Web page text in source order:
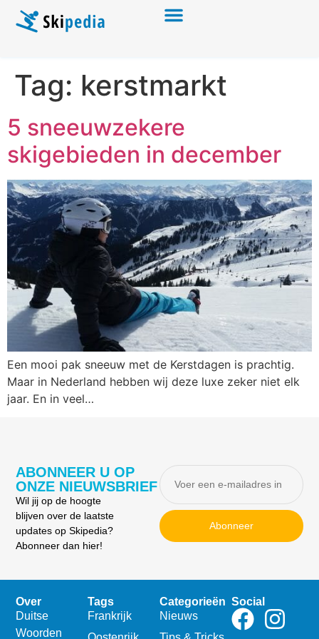
Tag: kerstmarkt
5 sneeuwzekere
skigebieden in december
Een mooi pak sneeuw met de Kerstdagen is prachtig.
Maar in Nederland hebben wij deze luxe zeker niet elk
jaar. En in veel…
ABONNEER U OP
ONZE NIEUWSBRIEF
Wil jij op de hoogte
blijven over de laatste
updates op Skipedia?
Abonneer dan hier!
Abonneer
Over
Duitse
Woorden
Tags
Frankrijk
Categorieën
Nieuws
Social